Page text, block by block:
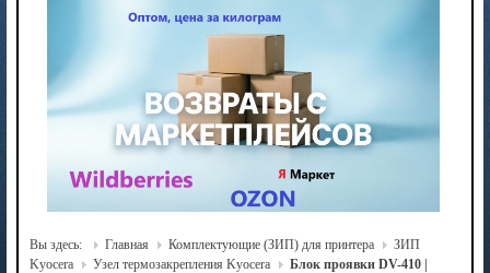
Вы здесь: Главная Комплектующие (ЗИП) для принтера
ЗИП
Kyocera
Узел термозакрепления Kyocera
Блок проявки DV-410 |